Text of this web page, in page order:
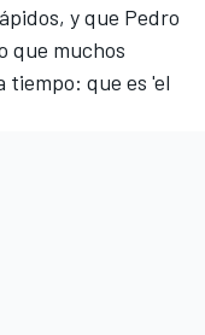
y que Pedro
que muchos
tiempo: que es 'el